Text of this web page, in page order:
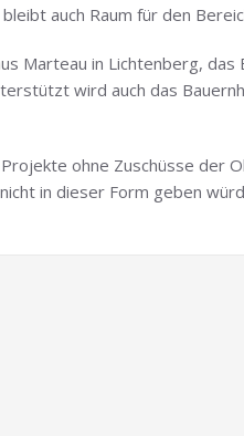
auch Raum für den
Marteau in Lichtenberg, das
wird auch das
ohne Zuschüsse der
in dieser Form geben